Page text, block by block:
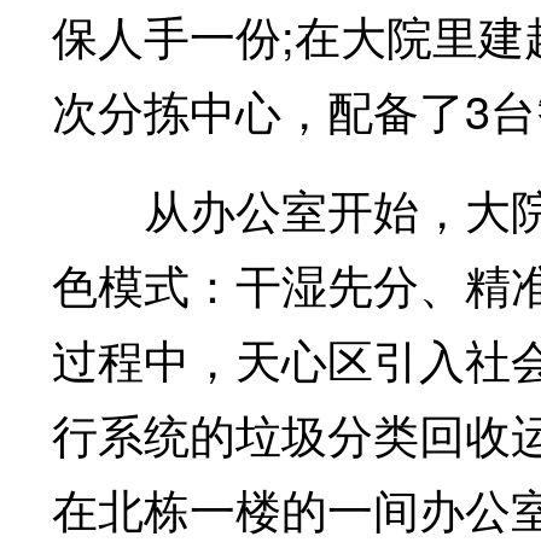
保人手一份;在大院里
次分拣中心，配备了3
从办公室开始，大
色模式：干湿先分、精
过程中，天心区引入社
行系统的垃圾分类回收
在北栋一楼的一间办公